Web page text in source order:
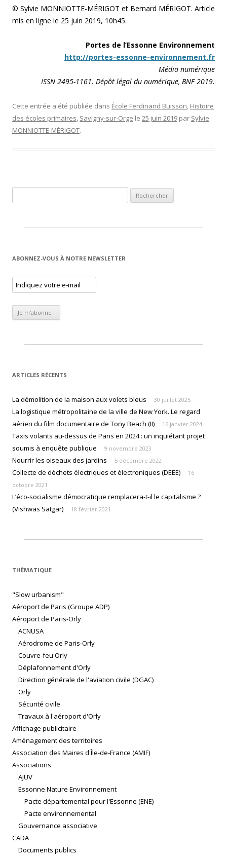
© Sylvie MONNIOTTE-MÉRIGOT et Bernard MÉRIGOT. Article
mis en ligne le 25 juin 2019, 10h45.
Portes de l’Essonne Environnement
http://portes-essonne-environnement.fr
Média numérique
ISSN 2495-1161. Dépôt légal du numérique, BNF 2019.
Cette entrée a été publiée dans École Ferdinand Buisson, Histoire
des écoles primaires, Savigny-sur-Orge le 25 juin 2019 par Sylvie
MONNIOTTE-MÉRIGOT.
ABONNEZ-VOUS À NOTRE NEWSLETTER
ARTICLES RÉCENTS
La démolition de la maison aux volets bleus 30 juillet 2025
La logistique métropolitaine de la ville de New York. Le regard
aérien du film documentaire de Tony Beach (II)
16 janvier 2024
Taxis volants au-dessus de Paris en 2024 : un inquiétant projet
soumis à enquête publique
9 novembre 2023
Nourrir les oiseaux des jardins 5 décembre 2022
Collecte de déchets électriques et électroniques (DEEE)
16
octobre 2021
L’éco-socialisme démocratique remplacera-t-il le capitalisme ?
(Vishwas Satgar)
18 février 2021
THÈMATIQUE
"Slow urbanism"
Aéroport de Paris (Groupe ADP)
Aéroport de Paris-Orly
ACNUSA
Aérodrome de Paris-Orly
Couvre-feu Orly
Déplafonnement d'Orly
Direction générale de l'aviation civile (DGAC)
Orly
Sécurité civile
Travaux à l'aéroport d'Orly
Affichage publicitaire
Aménagement des territoires
Association des Maires d'Île-de-France (AMIF)
Associations
AJUV
Essonne Nature Environnement
Pacte départemental pour l'Essonne (ENE)
Pacte environnemental
Gouvernance associative
CADA
Documents publics